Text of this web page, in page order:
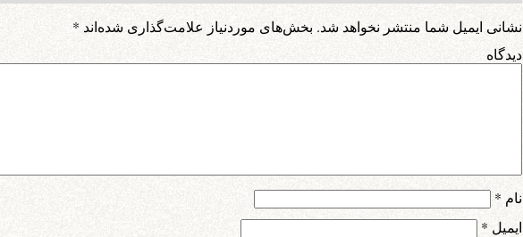
نشانی ایمیل شما منتشر نخواهد شد. بخش‌های موردنیاز علامت‌گذاری شده‌اند *
نام *
ایمیل *